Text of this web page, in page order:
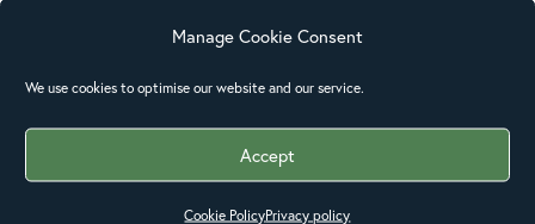
Manage Cookie Consent
We use cookies to optimise our website and our service.
Accept
Cookie PolicyPrivacy policy
organised by the US Episcopal Church’s
Global...